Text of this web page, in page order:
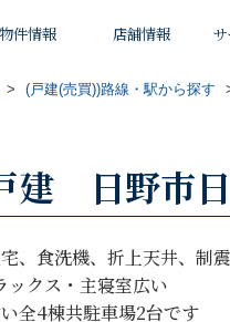
物件情報 店舗情報
> (戸建(売買))路線・駅から探す
建 日野市
、食洗機、折上天井、制
ックス・主寝室広い
全4棟共駐車場2台です